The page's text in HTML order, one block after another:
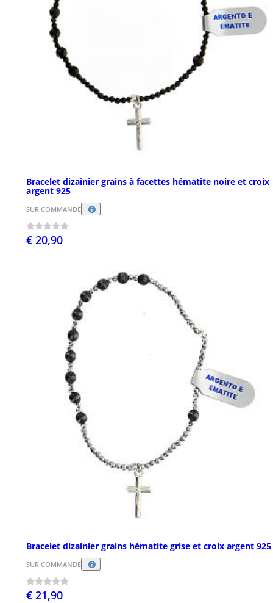
Bracelet dizainier grains à facettes hématite noire et croix
argent 925
SUR COMMANDE
€ 20,90
Bracelet dizainier grains hématite grise et croix argent 925
SUR COMMANDE
€ 21,90